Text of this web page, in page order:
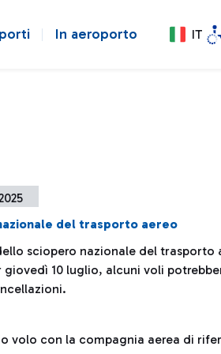
In aeroporto IT
del trasporto aereo
sciopero nazionale del trasporto
10 luglio, alcuni voli
volo con la compagnia aerea di